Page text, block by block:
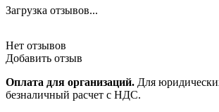
Загрузка отзывов...
Нет отзывов
Добавить отзыв
Оплата для организаций. Для
безналичный расчет с НДС.